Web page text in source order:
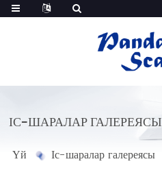
ІС-ШАРАЛАР ГАЛЕРЕЯСЫ
Үй Іс-шаралар галереясы